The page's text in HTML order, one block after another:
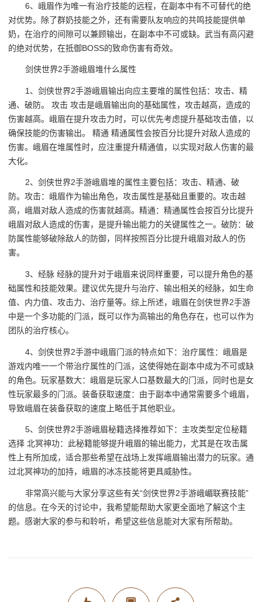
6、峨眉作为唯一有治疗技能的远程，在副本中有不可替代的绝
对优势。除了群奶技能之外，还有需要队友响应的共鸣技能提供单
奶，在治疗的间隙可以兼顾输出，在副本中不可或缺。武当有高闪避
的绝对优势，在抵御BOSS的致命伤害有奇效。
剑侠世界2手游峨眉堆什么属性
1、剑侠世界2手游峨眉输出向应主要堆的属性包括：攻击、精
通、破防。 攻击 攻击是峨眉输出向的基础属性，攻击越高，造成的
伤害越高。峨眉在提升攻击力时，可以优先考虑提升基础攻击值，以
确保技能的伤害输出。 精通 精通属性会按百分比提升对敌人造成的
伤害。峨眉在堆属性时，应注重提升精通值，以实现对敌人伤害的最
大化。
2、剑侠世界2手游峨眉堆的属性主要包括：攻击、精通、破
防。攻击：峨眉作为输出角色，攻击属性是基础且重要的。攻击越
高，峨眉对敌人造成的伤害就越高。精通：精通属性会按百分比提升
峨眉对敌人造成的伤害，是提升输出能力的关键属性之一。破防：破
防属性能够破除敌人的防御，同样按照百分比提升峨眉对敌人的伤
害。
3、经脉 经脉的提升对于峨眉来说同样重要，可以提升角色的基
础属性和技能效果。建议优先提升与治疗、输出相关的经脉，如生命
值、内力值、攻击力、治疗量等。综上所述，峨眉在剑侠世界2手游
中是一个多功能的门派，既可以作为高输出的角色存在，也可以作为
团队的治疗核心。
4、剑侠世界2手游中峨眉门派的特点如下：治疗属性：峨眉是
游戏内唯一一个带治疗属性的门派，这使得她在副本中成为不可或缺
的角色。玩家基数大：峨眉是玩家人口基数最大的门派，同时也是女
性玩家最多的门派。装备获取速度：由于副本中通常需要多个峨眉，
导致峨眉在装备获取的速度上略低于其他职业。
5、剑侠世界2手游峨眉秘籍选择推荐如下：主攻类型定位秘籍
选择 北冥神功：此秘籍能够提升峨眉的输出能力，尤其是在攻击属
性上有所加成，适合那些希望在战场上发挥峨眉输出潜力的玩家。通
过北冥神功的加持，峨眉的冰冻技能将更具威胁性。
非常高兴能与大家分享这些有关“剑侠世界2手游峨嵋联赛技能”
的信息。在今天的讨论中，我希望能帮助大家更全面地了解这个主
题。感谢大家的参与和聆听，希望这些信息能对大家有所帮助。